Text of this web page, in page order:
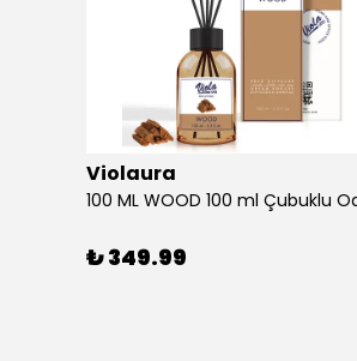
Violaura
₺ 349.99